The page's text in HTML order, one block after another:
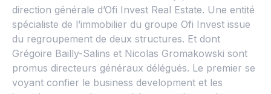
direction générale d’Ofi Invest Real Estate. Une entité
spécialiste de l’immobilier du groupe Ofi Invest issue
du regroupement de deux structures. Et dont
Grégoire Bailly-Salins et Nicolas Gromakowski sont
promus directeurs généraux délégués. Le premier se
voyant confier le business development et les